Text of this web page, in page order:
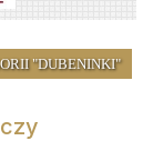
"DUBENINKI"